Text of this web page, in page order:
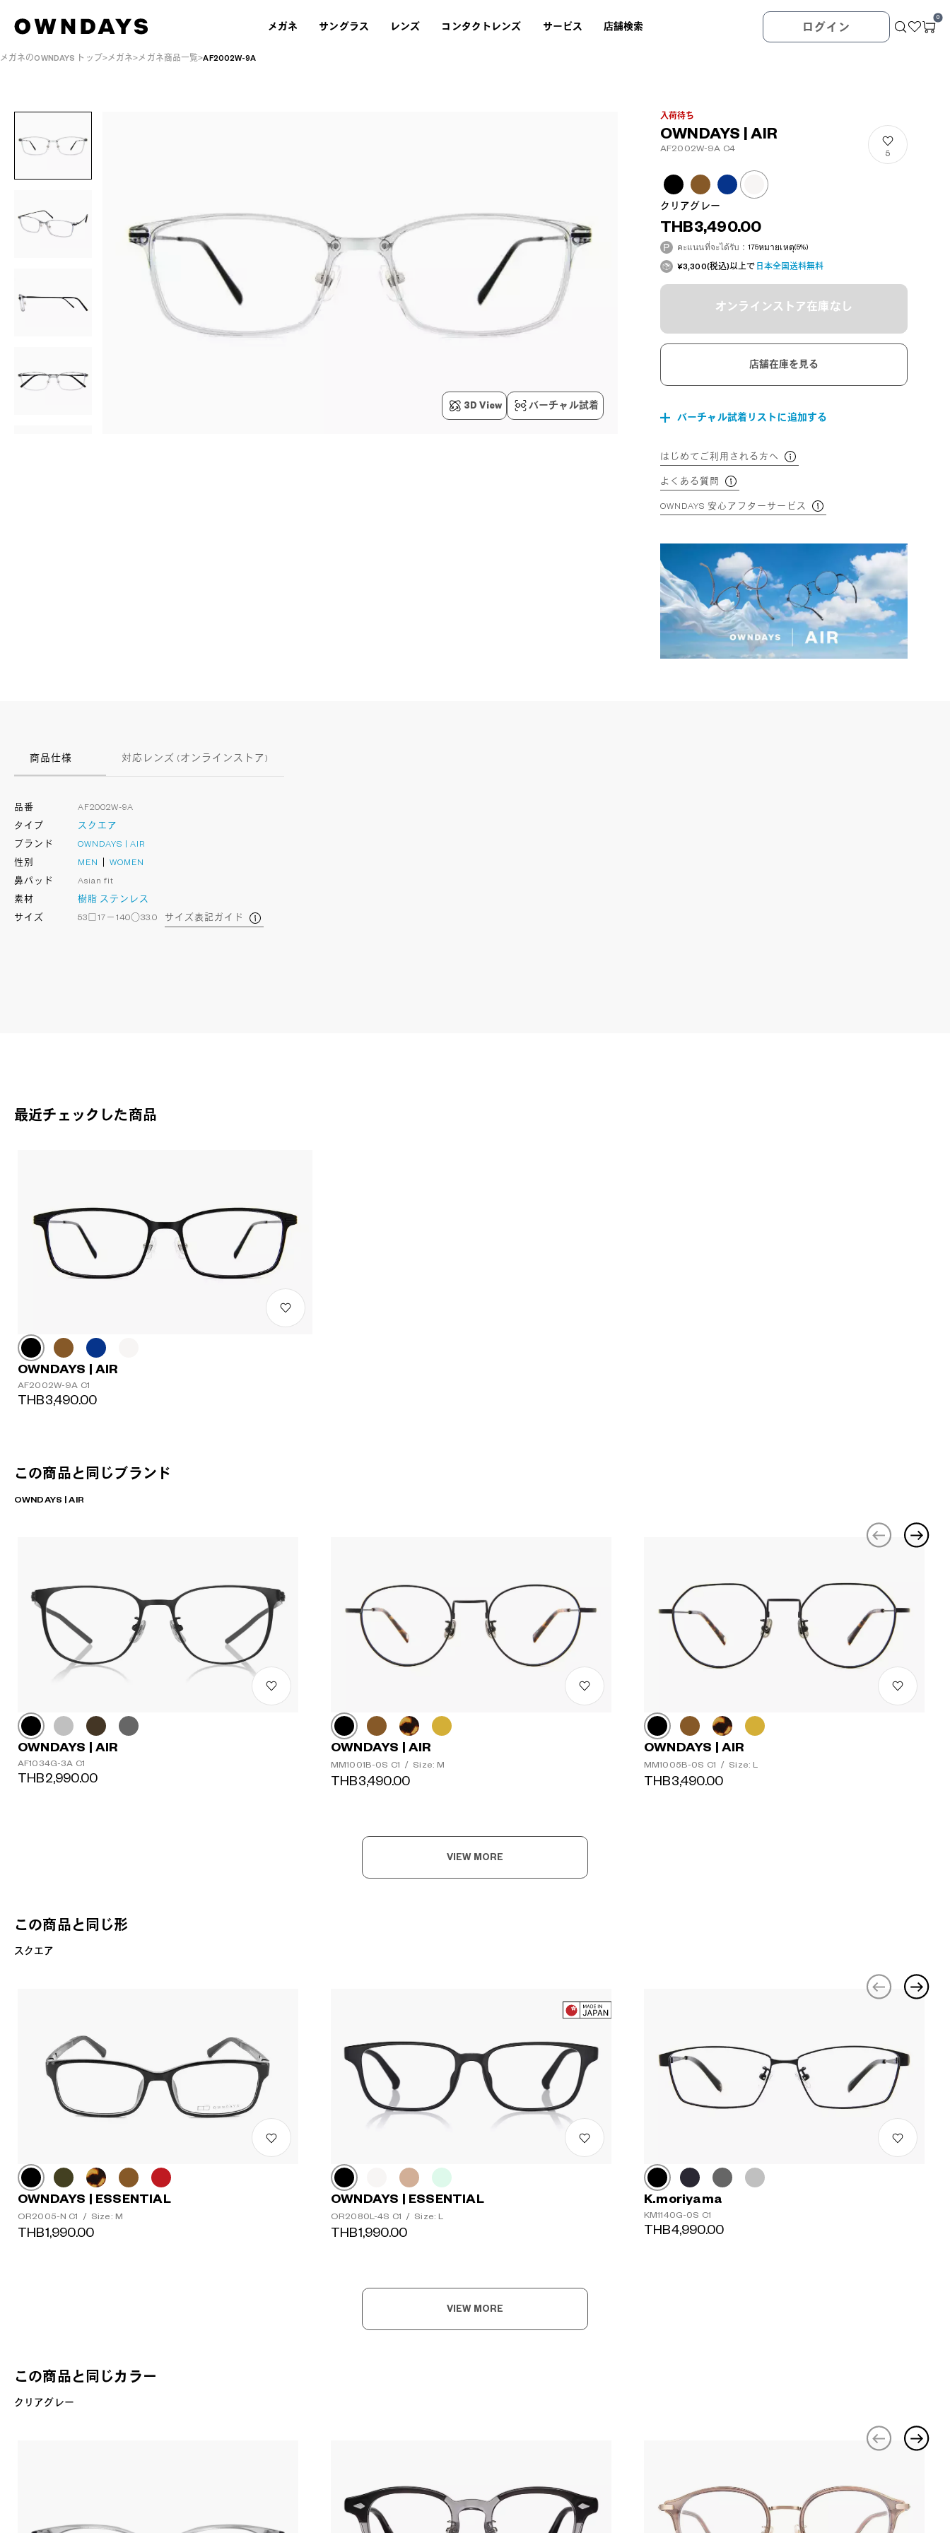
メガネ サングラス レンズ コンタクトレンズ サービス 店舗検索 ログイン
0
メガネのOWNDAYS トップ メガネ メガネ商品一覧 AF2002W-9A
3D View バーチャル試着
入荷待ち
OWNDAYS | AIR
AF2002W-9A C4
5
クリアグレー
THB3,490.00
คะแนนที่จะได้รับ：175หมายเหตุ(5%)
¥3,300(税込)以上で 日本全国送料無料
オンラインストア在庫なし
店舗在庫を見る
バーチャル試着リストに追加する
はじめてご利用される方へ
よくある質問
OWNDAYS 安心アフターサービス
商品仕様 対応レンズ (オンラインストア)
品番 AF2002W-9A
タイプ スクエア
ブランド OWNDAYS | AIR
性別 MEN WOMEN
鼻パッド Asian fit
素材 樹脂 ステンレス
サイズ 53□17－140○33.0 サイズ表記ガイド
最近チェックした商品
OWNDAYS | AIR
AF2002W-9A C1
THB3,490.00
この商品と同じブランド
OWNDAYS | AIR
OWNDAYS | AIR
AF1034G-3A C1
THB2,990.00
OWNDAYS | AIR
MM1001B-0S C1 / Size: M
THB3,490.00
OWNDAYS | AIR
MM1005B-0S C1 / Size: L
THB3,490.00
VIEW MORE
この商品と同じ形
スクエア
OWNDAYS | ESSENTIAL
OR2005-N C1 / Size: M
THB1,990.00
OWNDAYS | ESSENTIAL
OR2080L-4S C1 / Size: L
THB1,990.00
K.moriyama
KM1140G-0S C1
THB4,990.00
VIEW MORE
この商品と同じカラー
クリアグレー